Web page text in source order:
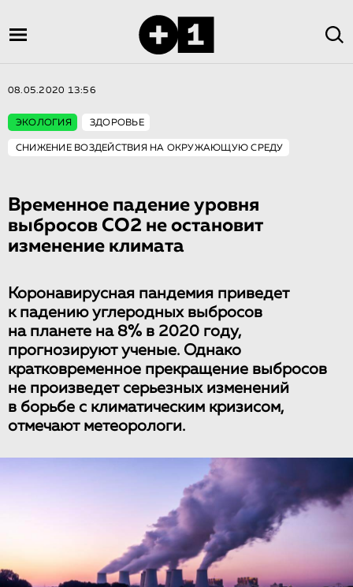
08.05.2020 13:56
ЭКОЛОГИЯ ЗДОРОВЬЕ
СНИЖЕНИЕ ВОЗДЕЙСТВИЯ НА ОКРУЖАЮЩУЮ СРЕДУ
Временное падение уровня
выбросов CO2 не остановит
изменение климата
Коронавирусная пандемия приведет
к падению углеродных выбросов
на планете на 8% в 2020 году,
прогнозируют ученые. Однако
кратковременное прекращение выбросов
не произведет серьезных изменений
в борьбе с климатическим кризисом,
отмечают метеорологи.